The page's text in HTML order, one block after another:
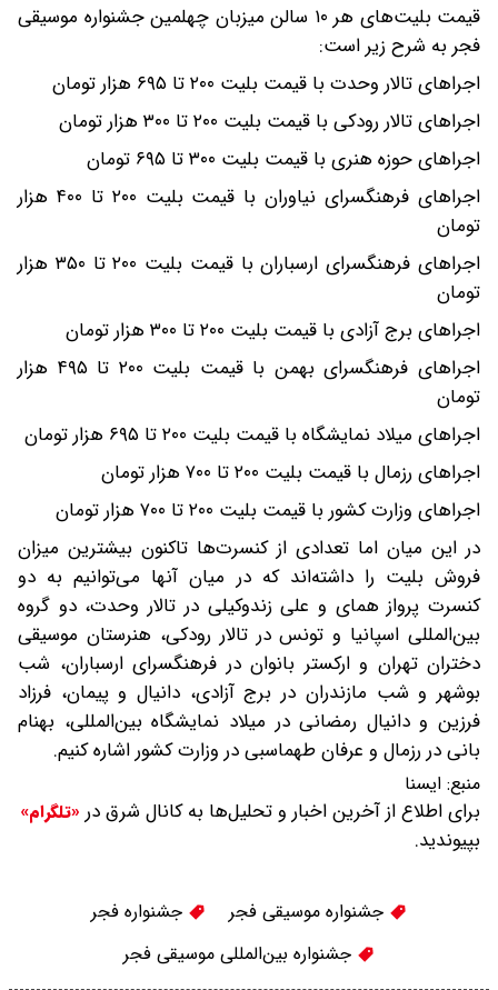
قیمت بلیت‌های هر ۱۰ سالن میزبان چهلمین جشنواره موسیقی
فجر به شرح زیر است:
اجراهای تالار وحدت با قیمت بلیت‌ ۲۰۰ تا ۶۹۵ هزار تومان
اجراهای تالار رودکی با قیمت بلیت ۲۰۰ تا ۳۰۰ هزار تومان
اجراهای حوزه هنری با قیمت بلیت ۳۰۰ تا ۶۹۵ تومان
اجراهای فرهنگسرای نیاوران با قیمت بلیت ۲۰۰ تا ۴۰۰ هزار
تومان
اجراهای فرهنگسرای ارسباران با قیمت بلیت ۲۰۰ تا ۳۵۰ هزار
تومان
اجراهای برج آزادی با قیمت بلیت ۲۰۰ تا ۳۰۰ هزار تومان
اجراهای فرهنگسرای بهمن با قیمت بلیت ۲۰۰ تا ۴۹۵ هزار
تومان
اجراهای میلاد نمایشگاه با قیمت بلیت ۲۰۰ تا ۶۹۵ هزار تومان
اجراهای رزمال با قیمت بلیت ۲۰۰ تا ۷۰۰ هزار تومان
اجراهای وزارت کشور با قیمت بلیت ۲۰۰ تا ۷۰۰ هزار تومان
در این میان اما تعدادی از کنسرت‌ها تاکنون بیشترین میزان
فروش بلیت را داشته‌اند که در میان آنها می‌توانیم به دو
کنسرت پرواز همای و علی زندوکیلی در تالار وحدت، دو گروه
بین‌المللی اسپانیا و تونس در تالار رودکی، هنرستان موسیقی
دختران تهران و ارکستر بانوان در فرهنگسرای ارسباران، شب
بوشهر و شب مازندران در برج آزادی، دانیال و پیمان، فرزاد
فرزین و دانیال رمضانی در میلاد نمایشگاه بین‌المللی، بهنام
بانی در رزمال و عرفان طهماسبی در وزارت کشور اشاره کنیم.
منبع: ایسنا
برای اطلاع از آخرین اخبار و تحلیل‌ها به کانال شرق در «تلگرام»
بپیوندید.
جشنواره موسیقی فجر
جشنواره فجر
جشنواره بین‌المللی موسیقی فجر